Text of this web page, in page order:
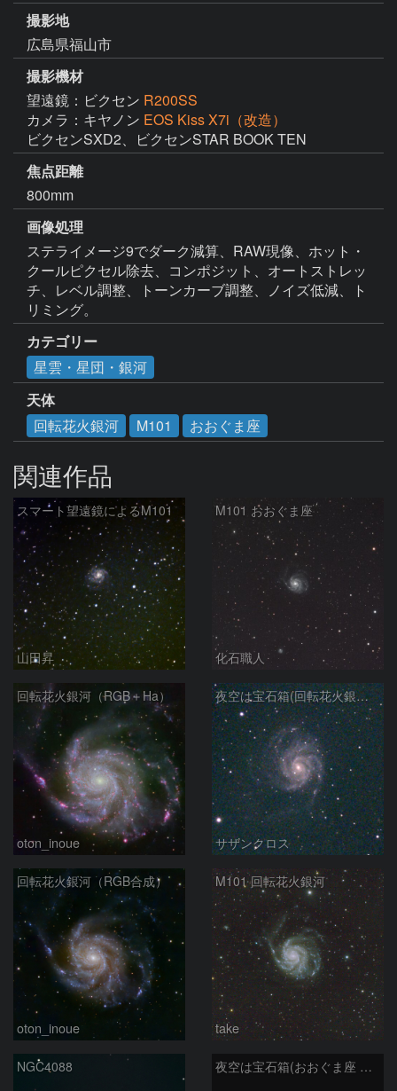
撮影地
広島県福山市
撮影機材
望遠鏡：ビクセン R200SS
カメラ：キヤノン EOS Kiss X7i（改造）
ビクセンSXD2、ビクセンSTAR BOOK TEN
焦点距離
800mm
画像処理
ステライメージ9でダーク減算、RAW現像、ホット・
クールピクセル除去、コンポジット、オートストレッ
チ、レベル調整、トーンカーブ調整、ノイズ低減、ト
リミング。
カテゴリー
星雲・星団・銀河
天体
回転花火銀河
M101 おおぐま座
関連作品
スマート望遠鏡によるM101
山田昇
M101 おおぐま座
化石職人
回転花火銀河（RGB＋Ha）
oton_inoue
夜空は宝石箱(回転花火銀河 M101) Seestar50
サザンクロス
回転花火銀河（RGB合成）
oton_inoue
M101 回転花火銀河
take
NGC4088 夜空は宝石箱(おおぐま座 NGC3198) Seestar50